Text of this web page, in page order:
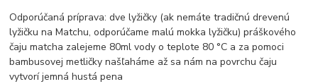
Odporúčaná príprava: dve lyžičky (ak nemáte tradičnú drevenú
lyžičku na Matchu, odporúčame malú mokka lyžičku) práškového
čaju matcha zalejeme 80ml vody o teplote 80 °C a za pomoci
bambusovej metličky našľaháme až sa nám na povrchu čaju
vytvorí jemná hustá pena